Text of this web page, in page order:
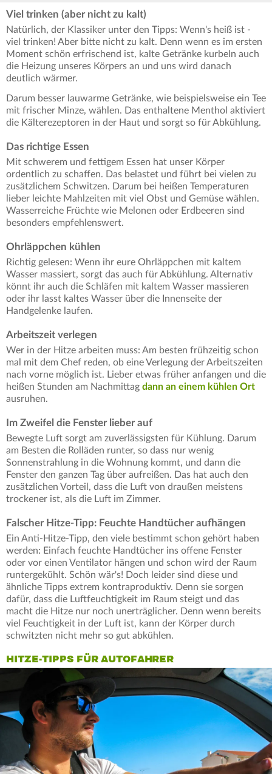
Viel trinken (aber nicht zu kalt)
Natürlich, der Klassiker unter den Tipps: Wenn's heiß ist -
viel trinken! Aber bitte nicht zu kalt. Denn wenn es im ersten
Moment schön erfrischend ist, kalte Getränke kurbeln auch
die Heizung unseres Körpers an und uns wird danach
deutlich wärmer.
Darum besser lauwarme Getränke, wie beispielsweise ein Tee
mit frischer Minze, wählen. Das enthaltene Menthol aktiviert
die Kälterezeptoren in der Haut und sorgt so für Abkühlung.
Das richtige Essen
Mit schwerem und fettigem Essen hat unser Körper
ordentlich zu schaffen. Das belastet und führt bei vielen zu
zusätzlichem Schwitzen. Darum bei heißen Temperaturen
lieber leichte Mahlzeiten mit viel Obst und Gemüse wählen.
Wasserreiche Früchte wie Melonen oder Erdbeeren sind
besonders empfehlenswert.
Ohrläppchen kühlen
Richtig gelesen: Wenn ihr eure Ohrläppchen mit kaltem
Wasser massiert, sorgt das auch für Abkühlung. Alternativ
könnt ihr auch die Schläfen mit kaltem Wasser massieren
oder ihr lasst kaltes Wasser über die Innenseite der
Handgelenke laufen.
Arbeitszeit verlegen
Wer in der Hitze arbeiten muss: Am besten frühzeitig schon
mal mit dem Chef reden, ob eine Verlegung der Arbeitszeiten
nach vorne möglich ist. Lieber etwas früher anfangen und die
heißen Stunden am Nachmittag dann an einem kühlen Ort
ausruhen.
Im Zweifel die Fenster lieber auf
Bewegte Luft sorgt am zuverlässigsten für Kühlung. Darum
am Besten die Rolläden runter, so dass nur wenig
Sonnenstrahlung in die Wohnung kommt, und dann die
Fenster den ganzen Tag über aufreißen. Das hat auch den
zusätzlichen Vorteil, dass die Luft von draußen meistens
trockener ist, als die Luft im Zimmer.
Falscher Hitze-Tipp: Feuchte Handtücher aufhängen
Ein Anti-Hitze-Tipp, den viele bestimmt schon gehört haben
werden: Einfach feuchte Handtücher ins offene Fenster
oder vor einen Ventilator hängen und schon wird der Raum
runtergekühlt. Schön wär's! Doch leider sind diese und
ähnliche Tipps extrem kontraproduktiv. Denn sie sorgen
dafür, dass die Luftfeuchtigkeit im Raum steigt und das
macht die Hitze nur noch unerträglicher. Denn wenn bereits
viel Feuchtigkeit in der Luft ist, kann der Körper durch
schwitzten nicht mehr so gut abkühlen.
HITZE-TIPPS FÜR AUTOFAHRER